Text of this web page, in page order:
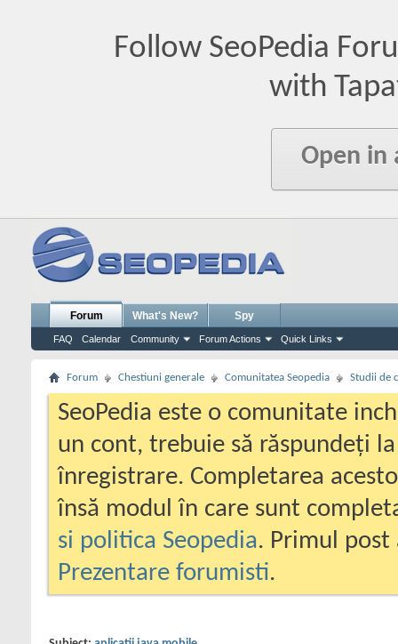
Follow SeoPedia
with
Open in
Forum
FAQ Calendar Community Forum Actions Quick Links
What's New? Spy
Forum Chestiuni generale Comunitatea Seopedia Studii de
SeoPedia este o comunitate
un cont, trebuie să răspundeți
înregistrare. Completarea
însă modul în care sunt
si politica Seopedia. Primul
Prezentare forumisti.